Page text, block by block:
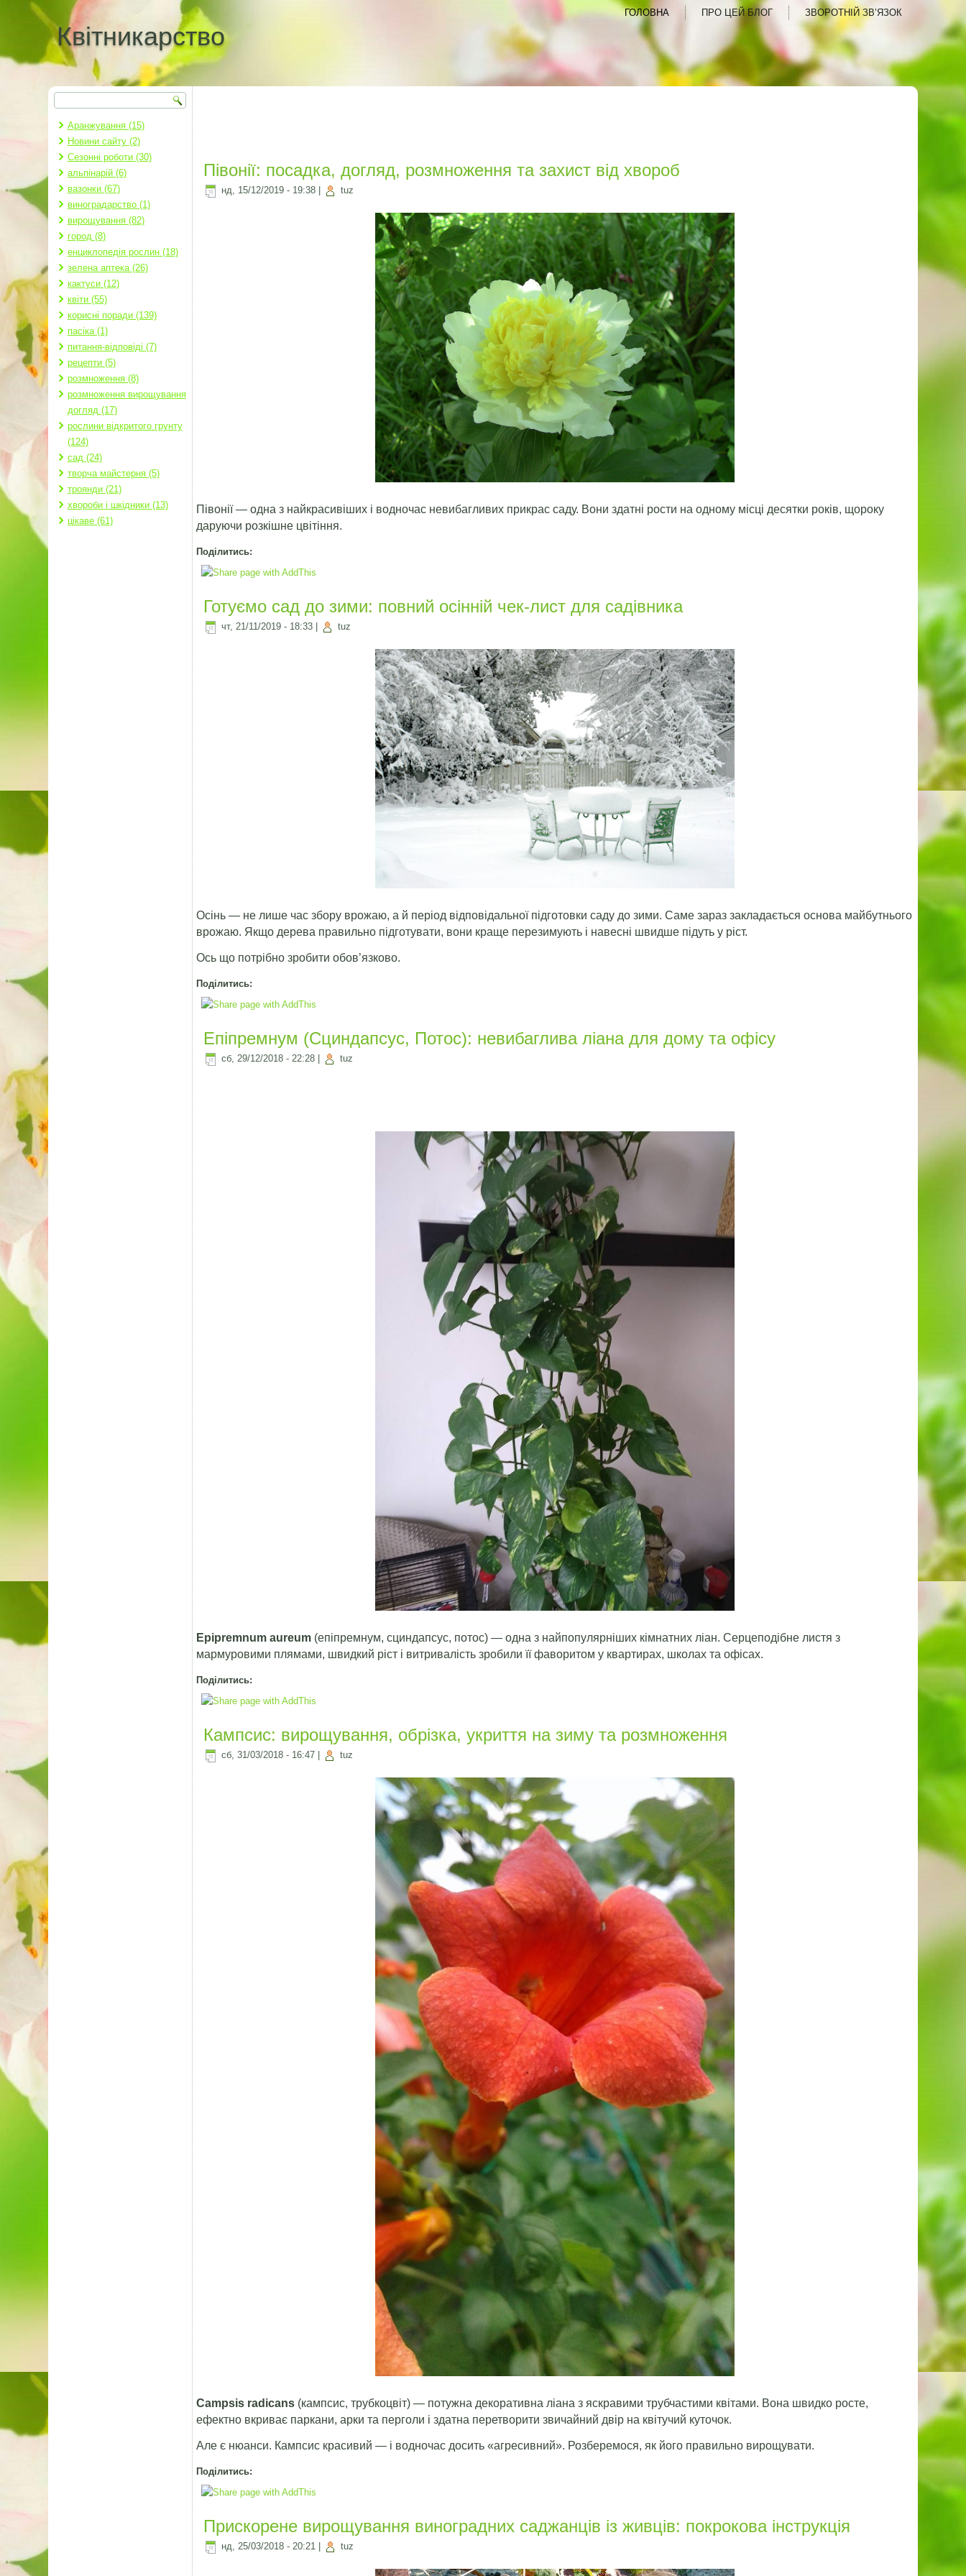
Квітникарство
ГОЛОВНА ПРО ЦЕЙ БЛОГ ЗВОРОТНІЙ ЗВ’ЯЗОК
Пошукова форма
Пошук
Аранжування (15)
Новини сайту (2)
Сезонні роботи (30)
альпінарій (6)
вазонки (67)
виноградарство (1)
вирощування (82)
город (8)
енциклопедія рослин (18)
зелена аптека (26)
кактуси (12)
квіти (55)
корисні поради (139)
пасіка (1)
питання-відповіді (7)
рецепти (5)
розмноження (8)
розмноження вирощування
догляд (17)
рослини відкритого грунту
(124)
сад (24)
творча майстерня (5)
троянди (21)
хвороби і шкідники (13)
цікаве (61)
Півонії: посадка, догляд, розмноження та захист від хвороб
нд, 15/12/2019 - 19:38 tuz
Півонії — одна з найкрасивіших і водночас невибагливих прикрас саду. Вони здатні рости на одному місці десятки років, щороку
даруючи розкішне цвітіння.
Поділитись:
Готуємо сад до зими: повний осінній чек-лист для садівника
чт, 21/11/2019 - 18:33 tuz
Осінь — не лише час збору врожаю, а й період відповідальної підготовки саду до зими. Саме зараз закладається основа майбутнього
врожаю. Якщо дерева правильно підготувати, вони краще перезимують і навесні швидше підуть у ріст.
Ось що потрібно зробити обов’язково.
Поділитись:
Епіпремнум (Сциндапсус, Потос): невибаглива ліана для дому та офісу
сб, 29/12/2018 - 22:28 tuz
Epipremnum aureum (епіпремнум, сциндапсус, потос) — одна з найпопулярніших кімнатних ліан. Серцеподібне листя з
мармуровими плямами, швидкий ріст і витривалість зробили її фаворитом у квартирах, школах та офісах.
Поділитись:
Кампсис: вирощування, обрізка, укриття на зиму та розмноження
сб, 31/03/2018 - 16:47 tuz
Campsis radicans (кампсис, трубкоцвіт) — потужна декоративна ліана з яскравими трубчастими квітами. Вона швидко росте,
ефектно вкриває паркани, арки та перголи і здатна перетворити звичайний двір на квітучий куточок.
Але є нюанси. Кампсис красивий — і водночас досить «агресивний». Розберемося, як його правильно вирощувати.
Поділитись:
Прискорене вирощування виноградних саджанців із живців: покрокова інструкція
нд, 25/03/2018 - 20:21 tuz